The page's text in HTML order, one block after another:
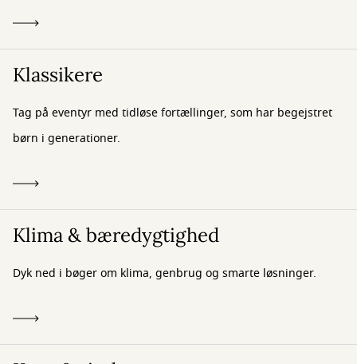
Klassikere
Tag på eventyr med tidløse fortællinger, som har begejstret
børn i generationer.
Klima & bæredygtighed
Dyk ned i bøger om klima, genbrug og smarte løsninger.